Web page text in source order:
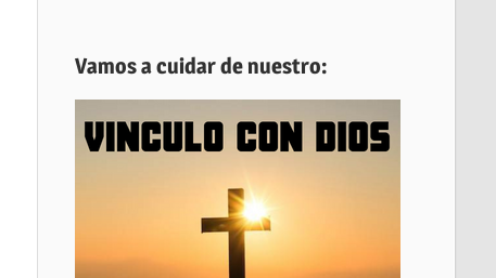
Vamos a cuidar de nuestro: